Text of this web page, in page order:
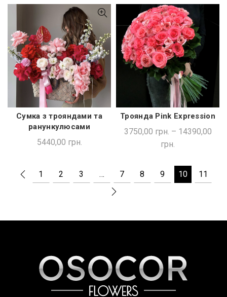
ДОДАТИ В КОШИК
Сумка з трояндами та
ранункулюсами
5440,00 грн.
ШВИДКА ПОКУПКА
Троянда Pink Expression
3750,00 грн. – 14390,00
грн.
1 2 3 … 7 8 9 10 11